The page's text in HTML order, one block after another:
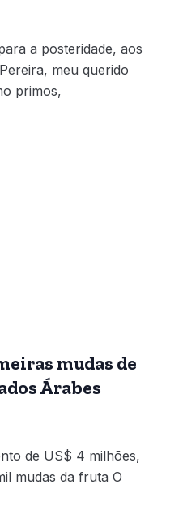
a posteridade, aos
meu querido
primos,
mudas de
Árabes
de US$ 4 milhões,
mudas da fruta O